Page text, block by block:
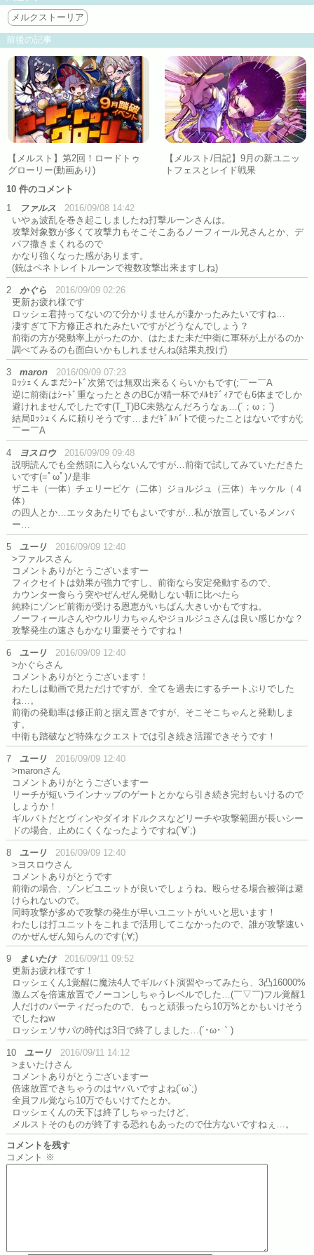
メルクストーリア
前後の記事
【メルスト】第2回！ロードトゥ
グローリー(動画あり)
【メルスト/日記】9月の新ユニッ
トフェスとレイド戦果
10 件のコメント
1
ファルス
2016/09/08 14:42
いやぁ波乱を巻き起こしましたね打撃ルーンさんは。
攻撃対象数が多くて攻撃力もそこそこあるノーフィール兄さんとか、デ
バフ撒きまくれるので
かなり強くなった感があります。
(銃はペネトレイトルーンで複数攻撃出来ますしね)
2 かぐら
2016/09/09 02:26
更新お疲れ様です
ロッシェ君持ってないので分かりませんが凄かったみたいですね…
凄すぎて下方修正されたみたいですがどうなんでしょう？
前衛の方が発動率上がったのか、はたまた未だ中衛に軍杯が上がるのか
調べてみるのも面白いかもしれませんね(結果丸投げ)
3 maron
2016/09/09 07:23
ﾛｯｼｪくんまだｼｰﾄﾞ次第では無双出来るくらいかもです(;￣ー￣A
逆に前衛はｼｰﾄﾞ重なったときのBCが精一杯でﾒﾙｾﾃﾞｨｱでも6体までしか
避けれませんでしたです(T_T)BC未熟なんだろうなぁ…(´；ω；`)
結局ﾛｯｼｪくんに頼りそうです…まだｷﾞﾙﾊﾞﾄで使ったことはないですが(;
￣ー￣A
4 ヨスロウ
2016/09/09 09:48
説明読んでも全然頭に入らないんですが…前衛で試してみていただきた
いです(=ﾟωﾟ)ﾉ是非
ザニキ（一体）チェリーピケ（二体）ジョルジュ（三体）キッケル（４
体）
の四人とか…エッタあたりでもよいですが…私が放置しているメンバ
ー…
5 ユーリ
2016/09/09 12:40
>ファルスさん
コメントありがとうございますー
フィクセイトは効果が強力ですし、前衛なら安定発動するので、
カウンター食らう突やぜんぜん発動しない斬に比べたら
純粋にゾンビ前衛が受ける恩恵がいちばん大きいかもですね。
ノーフィールさんやウルリカちゃんやジョルジュさんは良い感じかな？
攻撃発生の速さもかなり重要そうですね！
6 ユーリ
2016/09/09 12:40
>かぐらさん
コメントありがとうございます！
わたしは動画で見ただけですが、全てを過去にするチートぶりでした
ね…。
前衛の発動率は修正前と据え置きですが、そこそこちゃんと発動しま
す。
中衛も踏破など特殊なクエストでは引き続き活躍できそうです！
7 ユーリ
2016/09/09 12:40
>maronさん
コメントありがとうございますー
リーチが短いラインナップのゲートとかなら引き続き完封もいけるので
しょうか！
ギルバトだとヴィンやダイオドルクスなどリーチや攻撃範囲が長いシー
ドの場合、止めにくくなったようですね(´∀`;)
8 ユーリ
2016/09/09 12:40
>ヨスロウさん
コメントありがとうです
前衛の場合、ゾンビユニットが良いでしょうね。殴らせる場合被弾は避
けられないので。
同時攻撃が多めで攻撃の発生が早いユニットがいいと思います！
わたしは打ユニットをこれまで活用してこなかったので、誰が攻撃速い
のかぜんぜん知らんのです(;∀;)
9 まいたけ
2016/09/11 09:52
更新お疲れ様です！
ロッシェくん1覚醒に魔法4人でギルバト演習やってみたら、3凸16000%
激ムズを倍速放置でノーコンしちゃうレベルでした…(￣▽￣)フル覚醒1
人だけのパーティだったので、もっと頑張ったら10万%とかもいけそう
でしたねw
ロッシェソサパの時代は3日で終了しました…(´･ω･｀)
10 ユーリ
2016/09/11 14:12
>まいたけさん
コメントありがとうございますー
倍速放置できちゃうのはヤバいですよね(´ω`;)
全員フル覚なら10万でもいけてたとか。
ロッシェくんの天下は終了しちゃったけど、
メルストそのものが終了する恐れもあったので仕方ないですねぇ…。
コメントを残す
コメント ※